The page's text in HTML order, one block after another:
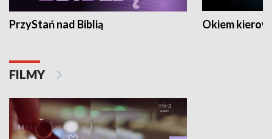
PrzyStań nad Biblią Okiem
FILMY